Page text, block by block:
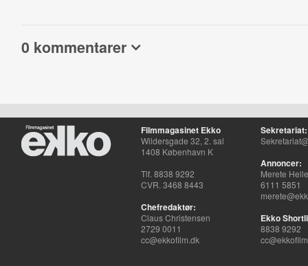
0 kommentarer
Filmmagasinet Ekko
Wildersgade 32, 2. sal
1408 København K
Tlf. 8838 9292
CVR. 3468 8443
Chefredaktør:
Claus Christensen
2729 0011
cc@ekkofilm.dk
Sekretariat:
Annoncer:
Merete
6111 5851
Ekko
8838 9292